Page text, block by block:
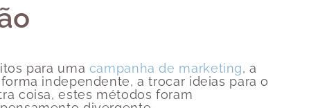
para uma campanha de marketing, a
independente, a trocar ideias para o
coisa, estes métodos foram